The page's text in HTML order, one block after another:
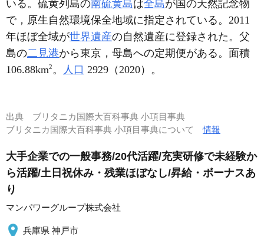
いる。硫黄列島の南硫黄島は全島が国の天然記念物
で，原生自然環境保全地域に指定されている。2011
年ほぼ全域が世界遺産の自然遺産に登録された。父
島の二見港から東京，母島への定期便がある。面積
106.88km2。 人口 2929（2020）。
出典 ブリタニカ国際大百科事典 小項目事典
ブリタニカ国際大百科事典 小項目事典について情報
大手企業での一般事務/20代活躍/充実研修で未経験か
ら活躍/土日祝休み・残業ほぼなし/昇給・ボーナスあ
り
マンパワーグループ株式会社
兵庫県 神戸市